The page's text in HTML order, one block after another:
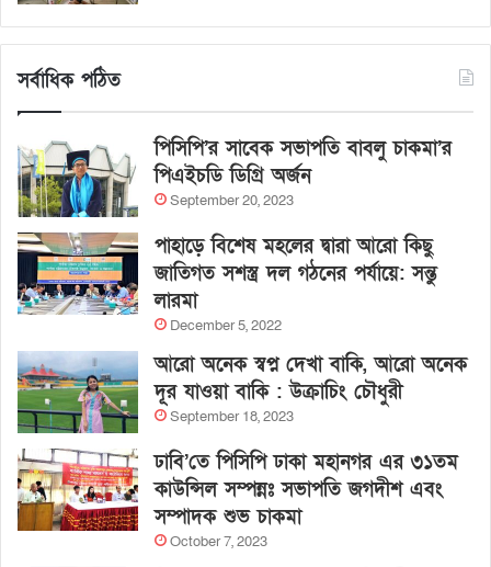
সর্বাধিক পঠিত
পিসিপি’র সাবেক সভাপতি বাবলু চাকমা’র
পিএইচডি ডিগ্রি অর্জন
September 20, 2023
পাহাড়ে বিশেষ মহলের দ্বারা আরো কিছু
জাতিগত সশস্ত্র দল গঠনের পর্যায়ে: সন্তু
লারমা
December 5, 2022
আরো অনেক স্বপ্ন দেখা বাকি, আরো অনেক
দূর যাওয়া বাকি : উক্রাচিং চৌধুরী
September 18, 2023
ঢাবি’তে পিসিপি ঢাকা মহানগর এর ৩১তম
কাউন্সিল সম্পন্নঃ সভাপতি জগদীশ এবং
সম্পাদক শুভ চাকমা
October 7, 2023